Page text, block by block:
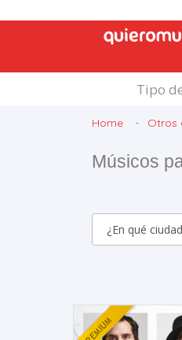
Tipo
Home Otros
Músicos